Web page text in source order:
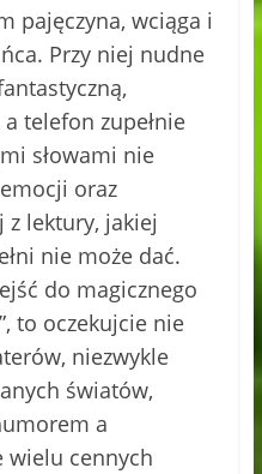
pajęczyna, wciąga i
Przy niej nudne
telefon zupełnie
słowami nie
oraz
z lektury, jakiej
nie może dać.
do magicznego
to oczekujcie nie
niezwykle
światów,
a
wielu cennych